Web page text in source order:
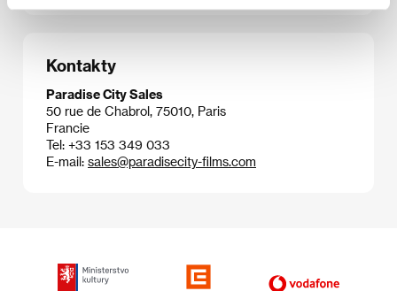
Kontakty
Paradise City Sales
50 rue de Chabrol, 75010, Paris
Francie
Tel: +33 153 349 033
E-mail: sales@paradisecity-films.com